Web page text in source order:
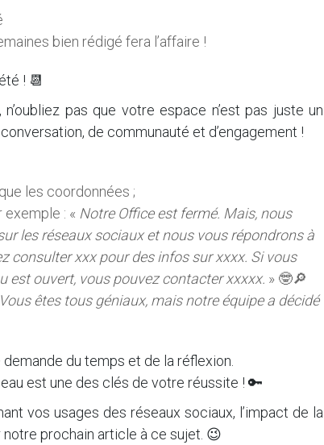
bien rédigé fera l’affaire !
! 📆
n’oubliez pas que votre espace n’est pas juste un
de communauté et d’engagement !
les coordonnées ;
: « Notre Office est fermé. Mais, nous
les réseaux sociaux et nous vous répondrons à
consulter xxx pour des infos sur xxxx. Si vous
est ouvert, vous pouvez contacter xxxxx. » 🤓🔎
Vous êtes tous géniaux, mais notre équipe a décidé
du temps et de la réflexion.
est une des clés de votre réussite ! 🔑
vos usages des réseaux sociaux, l’impact de la
prochain article à ce sujet. 😉